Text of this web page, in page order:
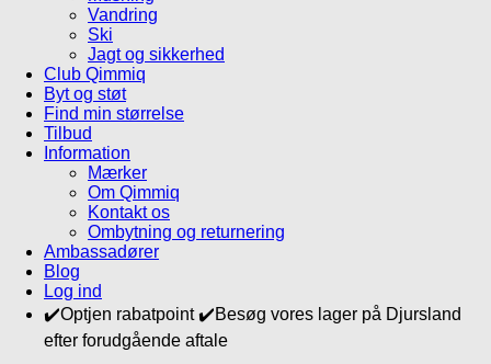
Vandring
Ski
Jagt og sikkerhed
Club Qimmiq
Byt og støt
Find min størrelse
Tilbud
Information
Mærker
Om Qimmiq
Kontakt os
Ombytning og returnering
Ambassadører
Blog
Log ind
✔️Optjen rabatpoint ✔️Besøg vores lager på Djursland
efter forudgående aftale